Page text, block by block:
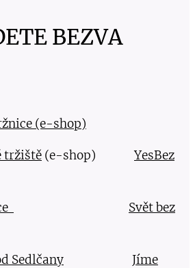
BEZVA
(e-shop)
tržiště (e-shop)YesBez
Svět bez
Sedlčany
Jíme